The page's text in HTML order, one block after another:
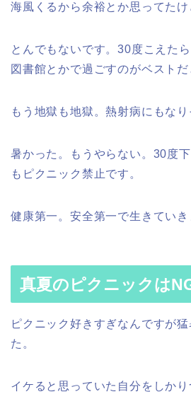
海風くるから余裕とか思ってたけ
とんでもないです。30度こえた
図書館とかで過ごすのがベストだ
もう地獄も地獄。熱射病にもなり
暑かった。もうやらない。30度
もピクニック禁止です。
健康第一。安全第一で生きていき
真夏のピクニックは
ピクニック好きすぎなんですが
た。
イケると思っていた自分をしかり